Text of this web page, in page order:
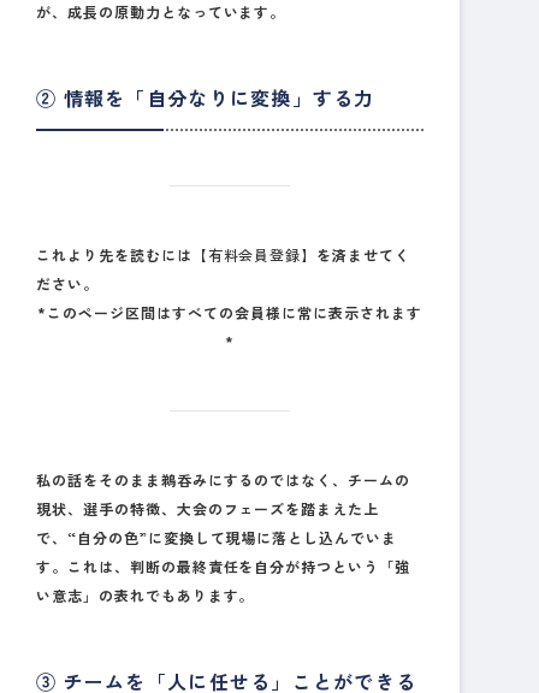
が、成長の原動力となっています。
② 情報を「自分なりに変換」する力
これより先を読むには 【有料会員登録】 を済ませてく
ださい。
*このページ区間はすべての会員様に常に表示されます
*
私の話をそのまま鵜呑みにするのではなく、チームの
現状、選手の特徴、大会のフェーズを踏まえた上
で、 “自分の色”に変換して現場に落とし込んでいま
す。 これは、判断の最終責任を自分が持つという「強
い意志」の表れでもあります。
③ チームを「人に任せる」ことができる